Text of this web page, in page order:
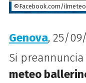
©Facebook.com/
Genova, 25/
Si
meteo